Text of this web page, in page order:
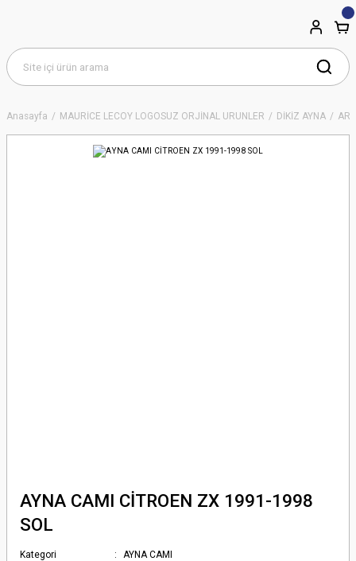
Anasayfa MAURİCE LECOY LOGOSUZ ORJİNAL ÜRÜNLER DİKİZ AYNA
AYNA CAMI CİTROEN ZX 1991-1998
SOL
Kategori
AYNA CAMI